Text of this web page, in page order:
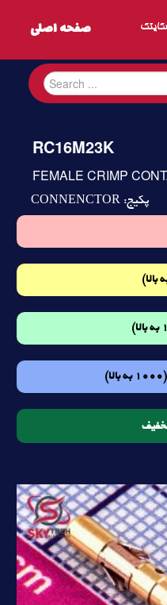
RC16M23K
FEMALE CRIMP
پکیج: CONNENCTOR
(1000 به بالا)